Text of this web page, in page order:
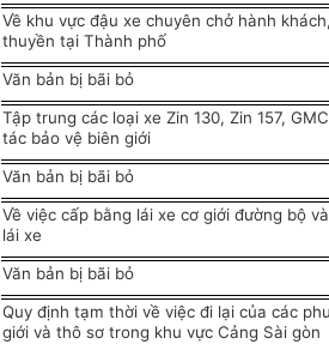
Về khu vực đậu xe chuyên chở hành
thuyền tại Thành phố
Văn bản bị bãi bỏ
Tập trung các loại xe Zin 130, Zin 157,
tác bảo vệ biên giới
Văn bản bị bãi bỏ
Về việc cấp bằng lái xe cơ giới đường bộ
lái xe
Văn bản bị bãi bỏ
Quy định tạm thời về việc đi lại của các
giới và thô sơ trong khu vực Cảng Sài gòn